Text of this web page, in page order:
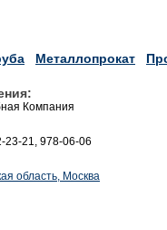
Металлопрокат
Компания
23-21, 978-06-06
область, Москва